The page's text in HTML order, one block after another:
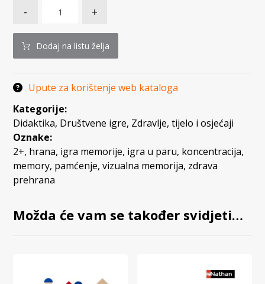
- +
Dodaj na listu želja
Upute za korištenje web kataloga
Kategorije:
Didaktika, Društvene igre, Zdravlje, tijelo i osjećaji
Oznake:
2+, hrana, igra memorije, igra u paru, koncentracija,
memory, pamćenje,vizualna memorija, zdrava
prehrana
Možda će vam se također svidjeti…